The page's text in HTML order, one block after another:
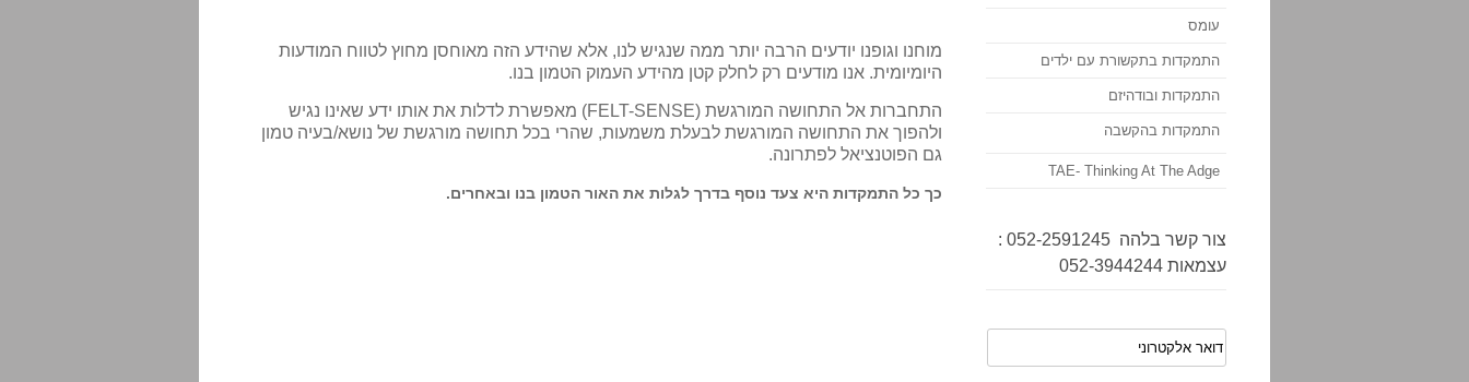
מוחנו וגופנו יודעים הרבה יותר ממה שנגיש לנו, אלא שהידע הזה מאוחסן מחוץ לטווח המודעות
היומיומית. אנו מודעים רק לחלק קטן מהידע העמוק הטמון בנו.
התחברות אל התחושה המורגשת (FELT-SENSE) מאפשרת לדלות את אותו ידע שאינו נגיש
ולהפוך את התחושה המורגשת לבעלת משמעות, שהרי בכל תחושה מורגשת של נושא/בעיה טמון
גם הפוטנציאל לפתרונה.
כך כל התמקדות היא צעד נוסף בדרך לגלות את האור הטמון בנו ובאחרים.
עומס
התמקדות בתקשורת עם ילדים
התמקדות ובודהיזם
התמקדות בהקשבה
TAE- Thinking At The Adge
צור קשר בלהה 052-2591245 :
עצמאות 052-3944244